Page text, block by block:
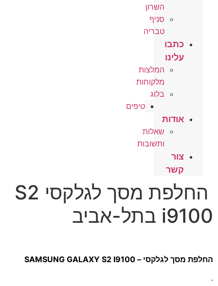
השרון
סניף
טבריה
כתבו
עלינו
המלצות
מלקוחות
בלוג
טיפים
אודות
שאלות
ותשובות
צור
קשר
החלפת מסך לגלקסי S2
i9100 בתל-אביב
החלפת מסך לגלקסי – SAMSUNG GALAXY S2 I9100
.